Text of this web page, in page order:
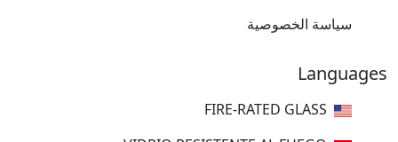
سياسة الخصوصية
Languages